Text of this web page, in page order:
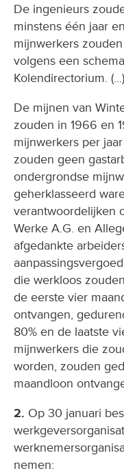
De ingenieurs
minstens één jaar
mijnwerkers
volgens een
Kolendirectorium. (...)
De mijnen van
zouden in 1966 en
mijnwerkers per
zouden geen
ondergrondse
geherklasseerd
verantwoordelijken
Werke A.G. en
afgedankte
die werkloos
de eerste vier
ontvangen,
80% en de laatste
mijnwerkers die
worden, zouden
maandloon
2. Op 30 januari
nemen: